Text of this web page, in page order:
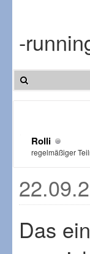
-
Rolli
regelmäßiger
Das